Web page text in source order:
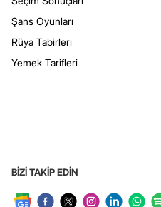
Şans Oyunları
Rüya Tabirleri
Yemek Tarifleri
BİZİ TAKİP EDİN